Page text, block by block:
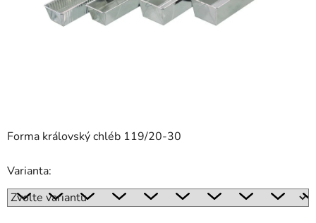
Forma královský chléb 119/20-30
Varianta: